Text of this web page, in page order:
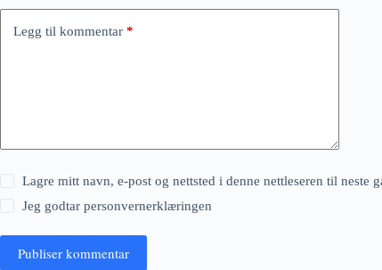
Legg til kommentar *
Lagre mitt navn, e-post og nettsted i denne nettleseren til neste
Jeg godtarpersonvernerklæringen
Publiser kommentar